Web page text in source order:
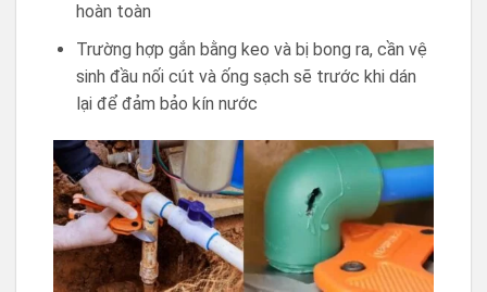
hoàn toàn
Trường hợp gắn bằng keo và bị bong ra, cần vệ
sinh đầu nối cút và ống sạch sẽ trước khi dán
lại để đảm bảo kín nước